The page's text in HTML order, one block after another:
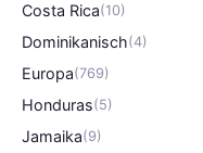
Costa Rica(10)
Dominikanisch(4)
Europa(769)
Honduras(5)
Jamaika(9)